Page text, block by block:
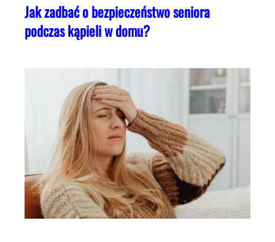
Jak zadbać o bezpieczeństwo seniora
podczas kąpieli w domu?